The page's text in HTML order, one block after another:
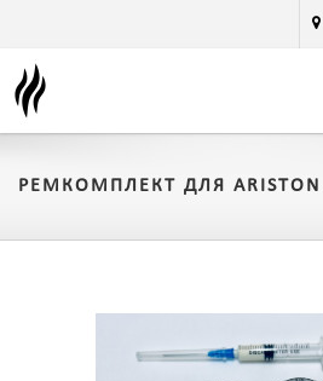
РЕМКОМПЛЕКТ ДЛЯ ARISTON